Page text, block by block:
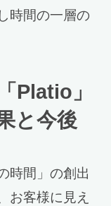
時間の一層の
Platio」
と今後
時間」の創出
お客様に見え